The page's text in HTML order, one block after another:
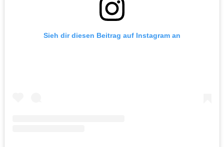
Sieh dir diesen Beitrag auf Instagram an